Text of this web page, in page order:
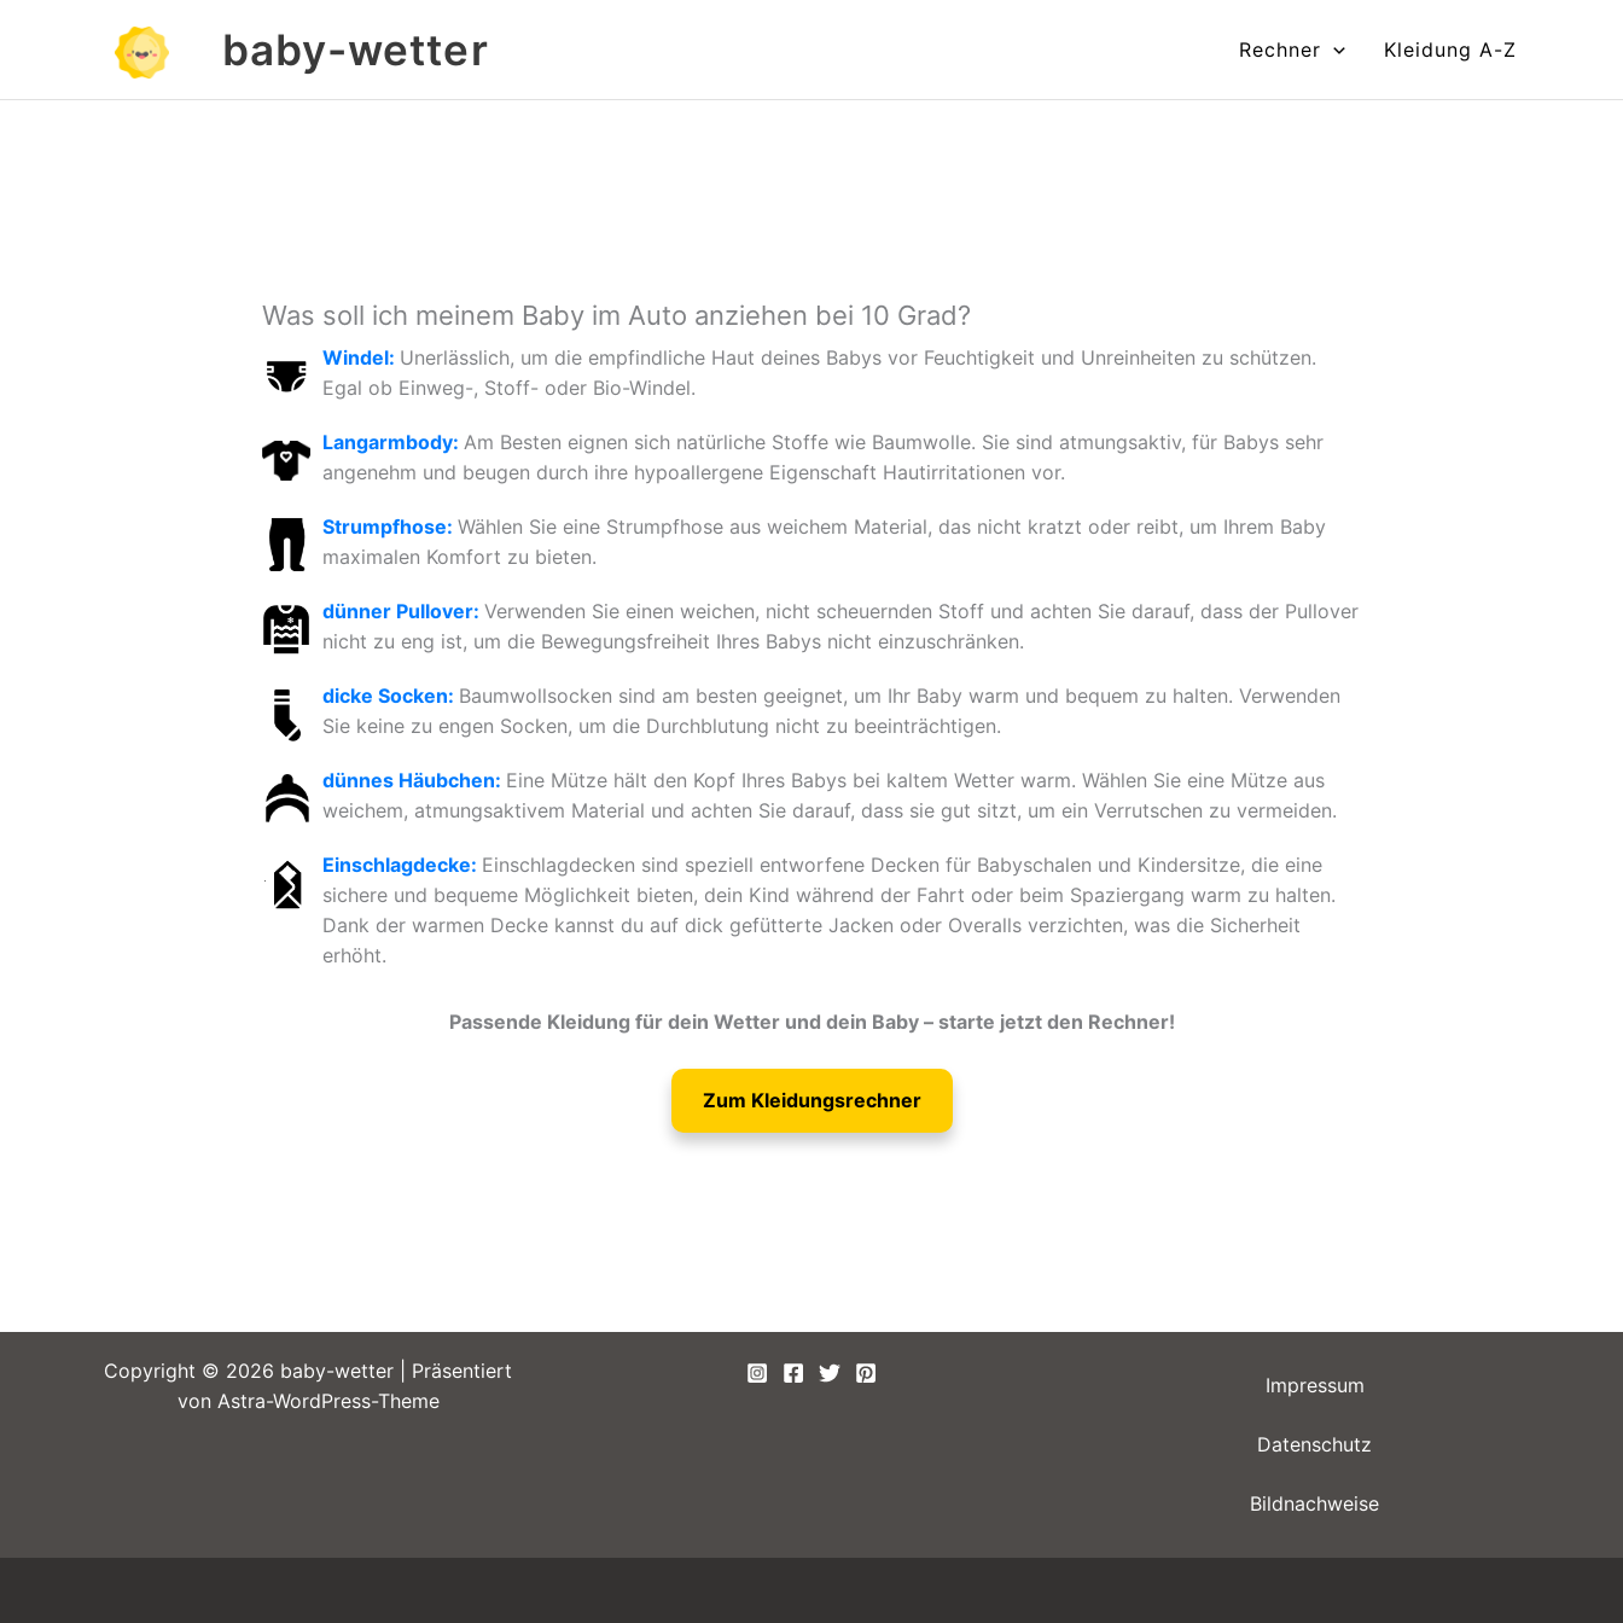
baby-wetter Rechner Kleidung A-Z
Was soll ich meinem Baby im Auto anziehen bei 10 Grad?
Windel: Unerlässlich, um die empfindliche Haut deines Babys vor Feuchtigkeit und Unreinheiten zu schützen.
Egal ob Einweg-, Stoff- oder Bio-Windel.
Langarmbody: Am Besten eignen sich natürliche Stoffe wie Baumwolle. Sie sind atmungsaktiv, für Babys sehr
angenehm und beugen durch ihre hypoallergene Eigenschaft Hautirritationen vor.
Strumpfhose: Wählen Sie eine Strumpfhose aus weichem Material, das nicht kratzt oder reibt, um Ihrem Baby
maximalen Komfort zu bieten.
dünner Pullover: Verwenden Sie einen weichen, nicht scheuernden Stoff und achten Sie darauf, dass der Pullover
nicht zu eng ist, um die Bewegungsfreiheit Ihres Babys nicht einzuschränken.
dicke Socken: Baumwollsocken sind am besten geeignet, um Ihr Baby warm und bequem zu halten. Verwenden
Sie keine zu engen Socken, um die Durchblutung nicht zu beeinträchtigen.
dünnes Häubchen: Eine Mütze hält den Kopf Ihres Babys bei kaltem Wetter warm. Wählen Sie eine Mütze aus
weichem, atmungsaktivem Material und achten Sie darauf, dass sie gut sitzt, um ein Verrutschen zu vermeiden.
Einschlagdecke: Einschlagdecken sind speziell entworfene Decken für Babyschalen und Kindersitze, die eine
sichere und bequeme Möglichkeit bieten, dein Kind während der Fahrt oder beim Spaziergang warm zu halten.
Dank der warmen Decke kannst du auf dick gefütterte Jacken oder Overalls verzichten, was die Sicherheit
erhöht.
Passende Kleidung für dein Wetter und dein Baby – starte jetzt den Rechner!
Zum Kleidungsrechner
Copyright © 2026 baby-wetter | Präsentiert
von Astra-WordPress-Theme
Impressum
Datenschutz
Bildnachweise